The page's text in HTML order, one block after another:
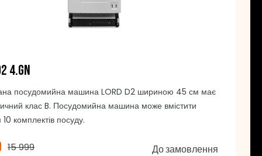
4.GN
посудомийна машина LORD D2 шириною 45 см має
клас B. Посудомийна машина може вмістити
комплектів посуду.
15 999 До замовлення